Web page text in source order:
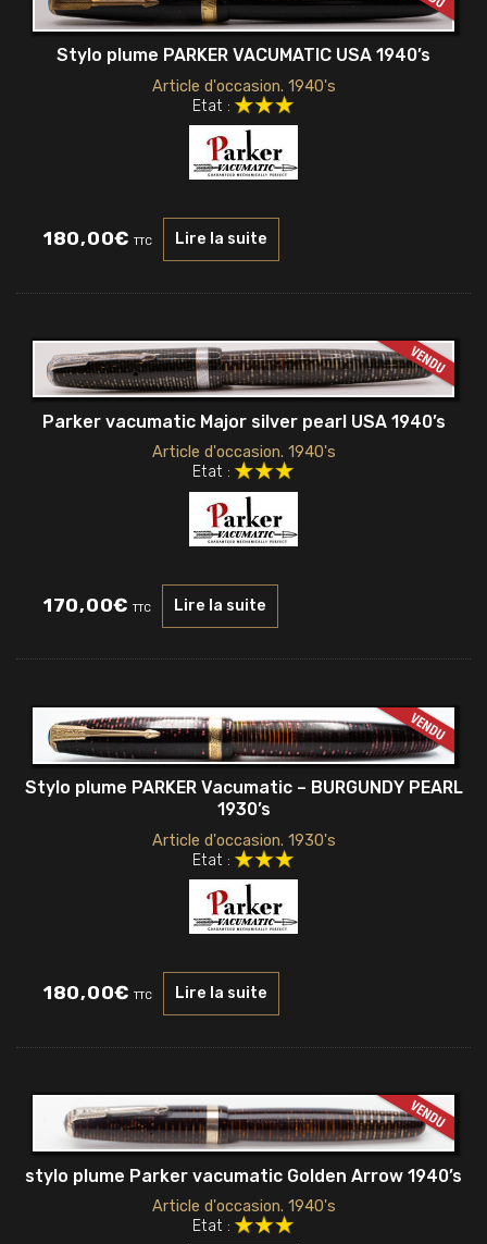
Stylo plume PARKER VACUMATIC USA 1940’s
Article d'occasion. 1940's
Etat :
180,00€ TTC Lire la suite
Parker vacumatic Major silver pearl USA 1940’s
Article d'occasion. 1940's
Etat :
170,00€ TTC Lire la suite
Stylo plume PARKER Vacumatic – BURGUNDY PEARL
1930’s
Article d'occasion. 1930's
Etat :
180,00€ TTC Lire la suite
stylo plume Parker vacumatic Golden Arrow 1940’s
Article d'occasion. 1940's
Etat :